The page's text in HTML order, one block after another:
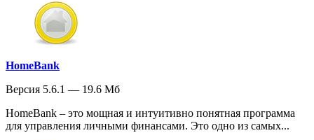
HomeBank
Версия 5.6.1 — 19.6 Мб
HomeBank – это мощная и интуитивно понятная программа
для управления личными финансами. Это одно из самых...